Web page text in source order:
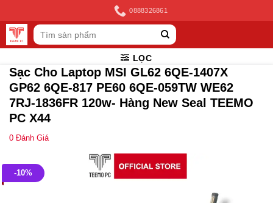
to
content
0888326861
Tìm
kiếm:
LỌC
Sạc Cho Laptop MSI GL62 6QE-1407X
GP62 6QE-817 PE60 6QE-059TW WE62
7RJ-1836FR 120w- Hàng New Seal TEEMO
PC X44
0 Đánh Giá
-10%